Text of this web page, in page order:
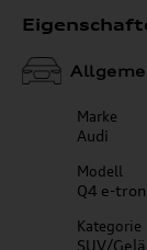
Marke
Audi
Modell
Q4 e-tron
Kategorie
SUV/